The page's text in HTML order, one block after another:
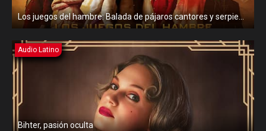
Los juegos del hambre: Balada de pájaros cantores y serpientes
Audio Latino
Bihter, pasión oculta